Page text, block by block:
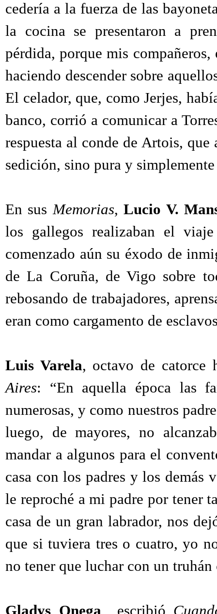
cedería a la fuerza de las
la cocina se presentaron a
pérdida, porque mis
haciendo descender sobre
El celador, que, como Jerjes,
banco, corrió a comunicar a
respuesta al conde de Artois,
sedición, sino pura y
En susMemorias,Lucio V.
los gallegos realizaban el
comenzado aún su éxodo de
de La Coruña, de Vigo sobre
rebosando de trabajadores,
eran como cargamento de
Luis Varela, octavo de catorce
Aires: “En aquella época las
numerosas, y como nuestros
luego, de mayores, no
mandar a algunos para el
casa con los padres y los demás
le reproché a mi padre por tener
casa de un gran labrador, nos
que si tuviera tres o cuatro, yo
no tener que luchar con un
Gladys Onega escribió